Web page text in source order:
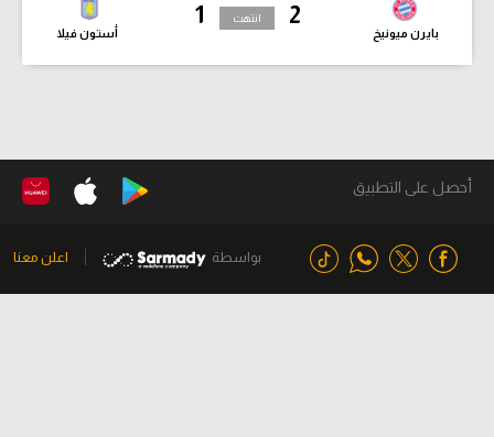
2
بايرن ميونيخ
1
أستون فيلا
انتهت
أحصل على التطبيق
بواسطة اعلن معنا